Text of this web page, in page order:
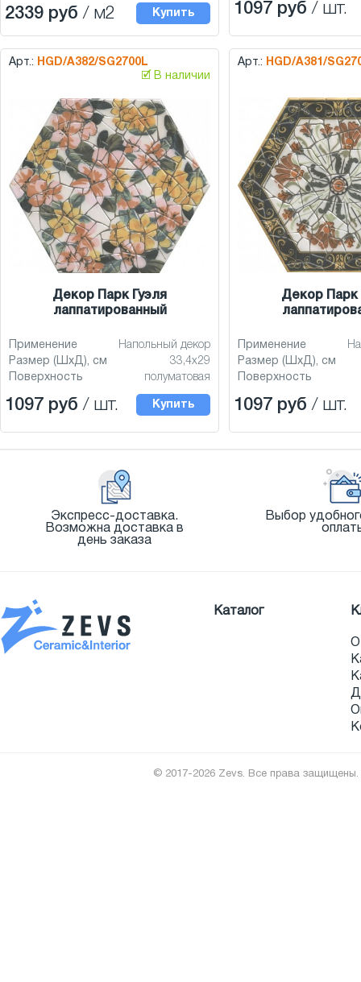
2339 руб / м2 Купить 1097 руб / шт.
Арт.:
HGD/A382/SG2700L
🗹 В наличии
Декор Парк Гуэля
лаппатированный
Применение
Напольный декор
Размер (ШхД), см
33,4x29
Поверхность
полуматовая
1097 руб / шт. Купить
Арт.: HGD/A381/
Декор Парк
Применение
Размер (ШхД), см
Поверхность
1097 руб / шт.
Экспресс-доставка.
Возможна доставка в
день заказа
Выбор
Каталог
О
© 2017-2026 Zevs. Все права